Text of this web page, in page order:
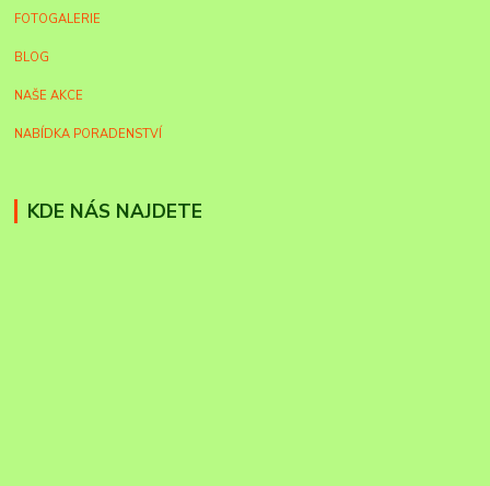
FOTOGALERIE
BLOG
NAŠE AKCE
NABÍDKA PORADENSTVÍ
KDE NÁS NAJDETE